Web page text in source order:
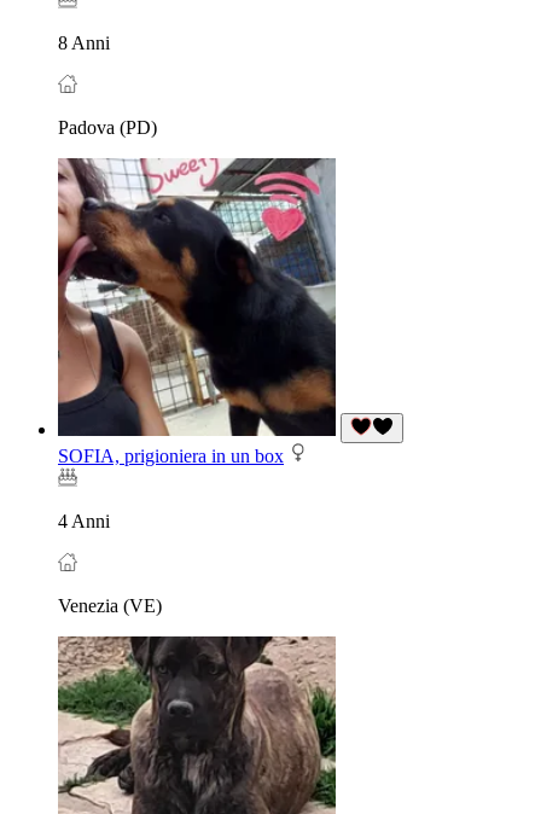
8 Anni
Padova (PD)
SOFIA, prigioniera in un box
4 Anni
Venezia (VE)